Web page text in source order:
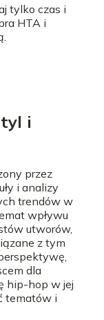
tylko czas i
HTA i
i
przez
i analizy
trendów w
wpływu
utworów,
z tym
dla
hip-hop w jej
tematów i